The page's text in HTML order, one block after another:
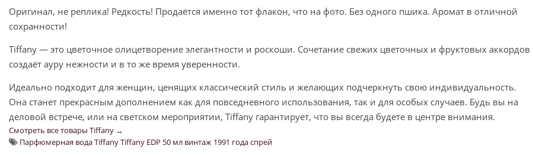
Оригинал, не реплика! Редкость! Продаётся именно тот флакон, что на фото. Без одного пшика. Аромат в отличной
сохранности!
Tiffany — это цветочное олицетворение элегантности и роскоши. Сочетание свежих цветочных и фруктовых аккордов
создаёт ауру нежности и в то же время уверенности.
Идеально подходит для женщин, ценящих классический стиль и желающих подчеркнуть свою индивидуальность.
Она станет прекрасным дополнением как для повседневного использования, так и для особых случаев. Будь вы на
деловой встрече, или на светском мероприятии, Tiffany гарантирует, что вы всегда будете в центре внимания.
Смотреть все товары Tiffany →
Парфюмерная вода Tiffany Tiffany EDP 50 мл винтаж 1991 года спрей